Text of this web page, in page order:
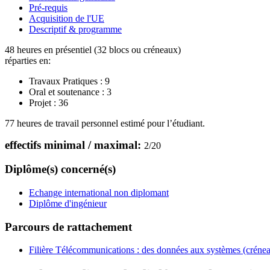
Pré-requis
Acquisition de l'UE
Descriptif & programme
48 heures en présentiel (32 blocs ou créneaux)
réparties en:
Travaux Pratiques : 9
Oral et soutenance : 3
Projet : 36
77 heures de travail personnel estimé pour l’étudiant.
effectifs minimal / maximal: 2/20
Diplôme(s) concerné(s)
Echange international non diplomant
Diplôme d'ingénieur
Parcours de rattachement
Filière Télécommunications : des données aux systèmes